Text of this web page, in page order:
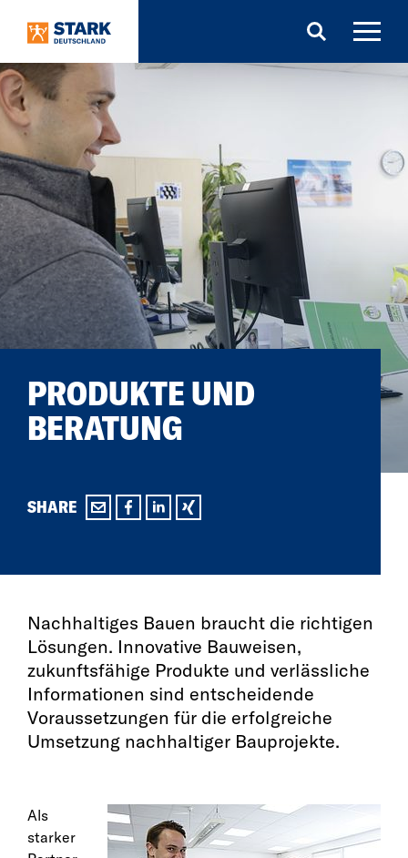
Search
PRODUKTE UND
BERATUNG
SHARE
Nachhaltiges Bauen braucht die richtigen
Lösungen. Innovative Bauweisen,
zukunftsfähige Produkte und verlässliche
Informationen sind entscheidende
Voraussetzungen für die erfolgreiche
Umsetzung nachhaltiger Bauprojekte.
Als
starker